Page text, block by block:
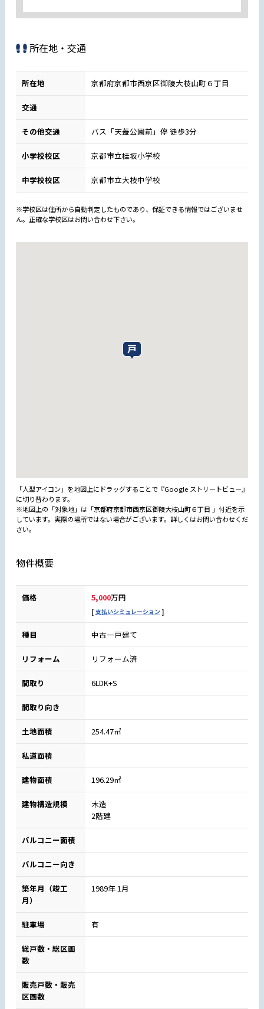
所在地・交通
所在地 京都府京都市西京区御陵大枝山町６丁目
交通
その他交通 バス「天蓋公園前」停 徒歩3分
小学校校区 京都市立桂坂小学校
中学校校区 京都市立大枝中学校
※学校区は住所から自動判定したものであり、保証できる情報ではございませ
ん。正確な学校区はお問い合わせ下さい。
「人型アイコン」を地図上にドラッグすることで『Google ストリートビュー』
に切り替わります。
※地図上の「対象地」は「京都府京都市西京区御陵大枝山町６丁目 」付近を示
しています。実際の場所ではない場合がございます。詳しくはお問い合わせくだ
さい。
物件概要
価格 5,000万円
支払いシミュレーション
種目 中古一戸建て
リフォーム リフォーム済
間取り 6LDK+S
間取り向き
土地面積 254.47㎡
私道面積
建物面積 196.29㎡
建物構造規模
木造
2階建
バルコニー面積
バルコニー向き
築年月（竣工
月）
1989年 1月
駐車場 有
総戸数・総区画
数
販売戸数・販売
区画数